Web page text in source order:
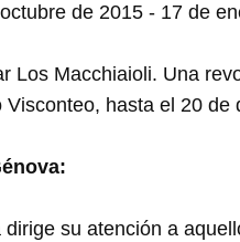
de 2015 - 17 de
Los Macchiaioli. Una
hasta el 20 de
su atención a